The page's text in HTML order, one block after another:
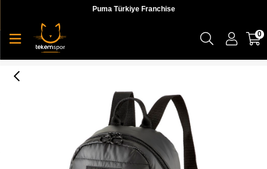
Puma Türkiye Franchise
0